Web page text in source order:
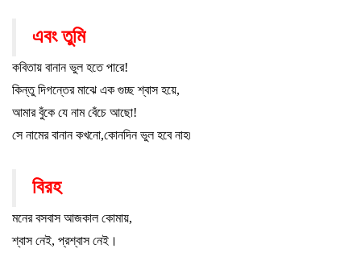
এবং তুমি
কবিতায় বানান ভুল হতে পারে!
কিন্তু দিগন্তের মাঝে এক গুচ্ছ শ্বাস হয়ে,
আমার বুঁকে যে নাম বেঁচে আছো!
সে নামের বানান কখনো,কোনদিন ভুল হবে নাহ৷
বিরহ
মনের বসবাস আজকাল কোমায়,
শ্বাস নেই, প্রশ্বাস নেই ।